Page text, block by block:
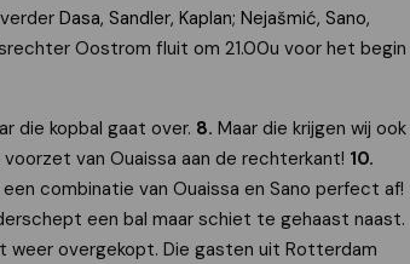
Dasa, Sandler, Kaplan; Nejašmić, Sano,
Oostrom fluit om 21.00u voor het begin
die kopbal gaat over. 8. Maar die krijgen wij ook
van Ouaissa aan de rechterkant! 10.
combinatie van Ouaissa en Sano perfect af!
een bal maar schiet te gehaast naast.
weer overgekopt. Die gasten uit Rotterdam